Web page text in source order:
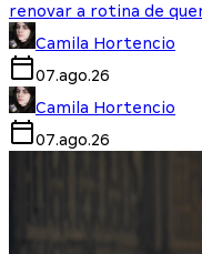
renovar a rotina de
Camila Hortencio
07.ago.26
Camila Hortencio
07.ago.26